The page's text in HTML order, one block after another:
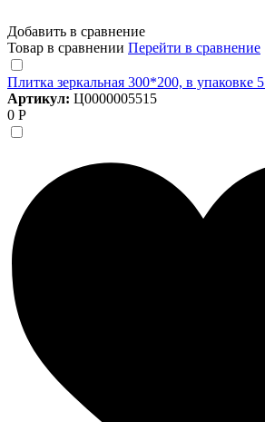
Добавить в сравнение
Товар в сравнении Перейти в сравнение
Плитка зеркальная 300*200, в упаковке
Артикул: Ц0000005515
0 Р